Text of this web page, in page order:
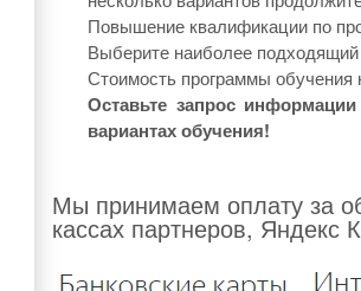
Повышение квалификации по
Выберите наиболее подходящий
Стоимость программы обучения
Оставьте запрос
вариантах обучения!
Мы принимаем оплату за
кассах партнеров, Яндекс